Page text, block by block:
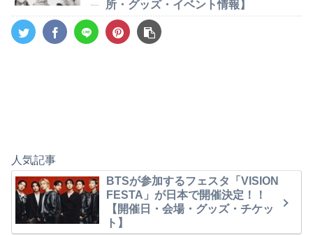
所・グッズ・イベント情報】
人気記事
BTSが参加するフェスタ「VISION
FESTA」が日本で開催決定！！
【開催日・会場・グッズ・チケッ
ト】